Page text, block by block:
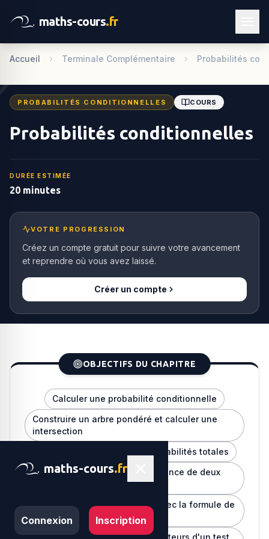
maths-cours.fr
maths-cours.fr
Connexion Inscription
Accueil Terminale Complémentaire Probabilités
PROBABILITÉS CONDITIONNELLES COURS
Probabilités conditionnelles
DURÉE ESTIMÉE
20 minutes
VOTRE PROGRESSION
Créez un compte gratuit pour suivre votre avancement
et reprendre où vous avez laissé.
Créer un compte
OBJECTIFS DU CHAPITRE
Calculer une probabilité conditionnelle
Construire un arbre pondéré et calculer une
intersection
Appliquer la formule des probabilités totales
Montrer (ou réfuter) l'indépendance de deux
Inverser un conditionnement avec la formule de
Bayes
Calculer et interpréter les indicateurs d'un test